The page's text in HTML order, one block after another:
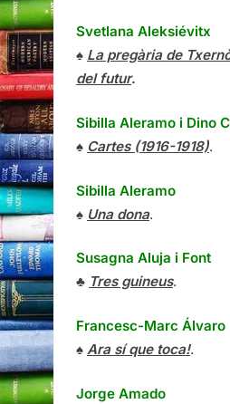
Svetlana Aleksiévitx
♠ La pregària de
del futur.
Sibilla Aleramo i Dino
♠ Cartes (1916-1918).
Sibilla Aleramo
♠ Una dona.
Susagna Aluja i Font
♣ Tres guineus.
Francesc-Marc Álvaro
♠ Ara sí que toca!.
Jorge Amado